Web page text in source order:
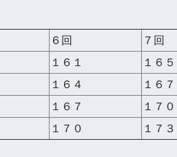
６回 ７回
１６１ １６５
１６４ １６７
１６７ １７０
１７０ １７３